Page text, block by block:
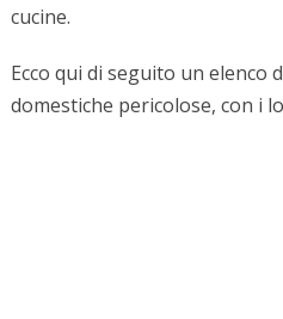
cucine.
Ecco qui di seguito un elenco
domestiche pericolose, con i